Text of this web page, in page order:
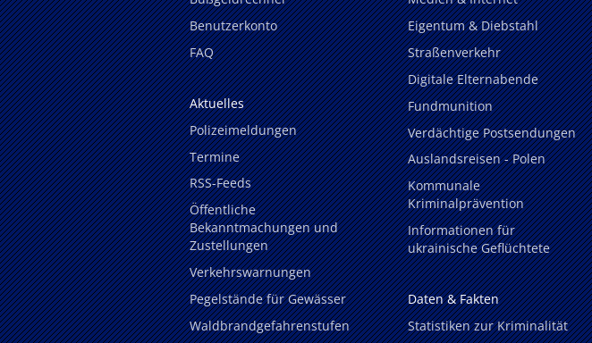
Benutzerkonto
FAQ
Aktuelles
Polizeimeldungen
Termine
RSS-Feeds
Öffentliche
Bekanntmachungen und
Zustellungen
Verkehrswarnungen
Pegelstände für Gewässer
Waldbrandgefahrenstufen
Eigentum & Diebstahl
Straßenverkehr
Digitale Elternabende
Fundmunition
Verdächtige Postsendungen
Auslandsreisen - Polen
Kommunale
Kriminalprävention
Informationen für
ukrainische Geflüchtete
Daten & Fakten
Statistiken zur Kriminalität